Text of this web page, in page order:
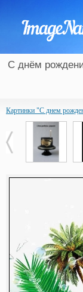
С днём
Картинки "С днем